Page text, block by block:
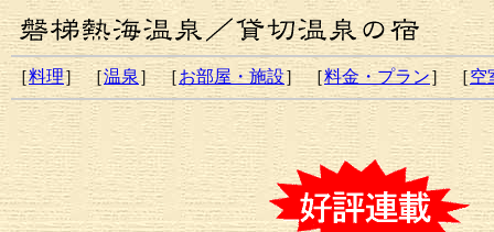
［料理］ ［温泉］ ［お部屋・施設］ ［料金・プラン］ ［空